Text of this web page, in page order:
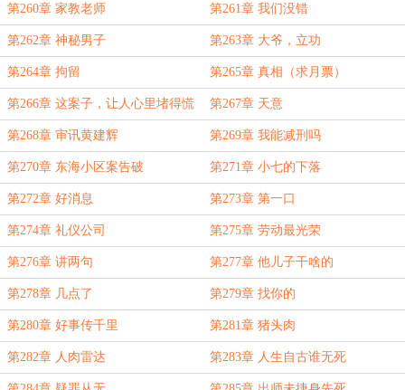
票）
第260章 家教老师 第261章 我们没错
第262章 神秘男子 第263章 大爷，立功
第264章 拘留 第265章 真相（求月票）
第266章 这案子，让人心里堵得慌
（求月票）
第267章 天意
第268章 审讯黄建辉 第269章 我能减刑吗
第270章 东海小区案告破 第271章 小七的下落
第272章 好消息 第273章 第一口
第274章 礼仪公司 第275章 劳动最光荣
第276章 讲两句 第277章 他儿子干啥的
第278章 几点了 第279章 找你的
第280章 好事传千里 第281章 猪头肉
第282章 人肉雷达 第283章 人生自古谁无死